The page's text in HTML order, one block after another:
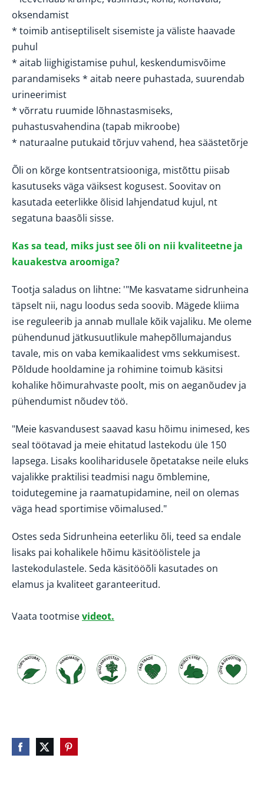
oksendamist
* toimib antiseptiliselt sisemiste ja väliste haavade
puhul
* aitab liighigistamise puhul, keskendumisvõime
parandamiseks * aitab neere puhastada, suurendab
urineerimist
* võrratu ruumide lõhnastasmiseks,
puhastusvahendina (tapab mikroobe)
* naturaalne putukaid tõrjuv vahend, hea säästetõrje
Õli on kõrge kontsentratsiooniga, mistõttu piisab
kasutuseks väga väiksest kogusest. Soovitav on
kasutada eeterlikke õlisid lahjendatud kujul, nt
segatuna baasõli sisse.
Kas sa tead, miks just see õli on nii kvaliteetne ja
kauakestva aroomiga?
Tootja saladus on lihtne: '"Me kasvatame sidrunheina
täpselt nii, nagu loodus seda soovib. Mägede kliima
ise reguleerib ja annab mullale kõik vajaliku. Me oleme
pühendunud jätkusuutlikule mahepõllumajandus
tavale, mis on vaba kemikaalidest vms sekkumisest.
Põldude hooldamine ja rohimine toimub käsitsi
kohalike hõimurahvaste poolt, mis on aeganõudev ja
pühendumist nõudev töö.
"Meie kasvandusest saavad kasu hõimu inimesed, kes
seal töötavad ja meie ehitatud lastekodu üle 150
lapsega. Lisaks kooliharidusele õpetatakse neile eluks
vajalikke praktilisi teadmisi nagu õmblemine,
toidutegemine ja raamatupidamine, neil on olemas
väga head sportimise võimalused."
Ostes seda Sidrunheina eeterliku õli, teed sa endale
lisaks pai kohalikele hõimu käsitöölistele ja
lastekodulastele. Seda käsitööõli kasutades on
elamus ja kvaliteet garanteeritud.
Vaata tootmise videot.